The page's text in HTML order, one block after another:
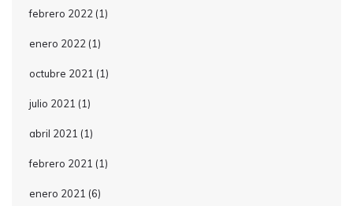
febrero 2022 (1)
enero 2022 (1)
octubre 2021 (1)
julio 2021 (1)
abril 2021 (1)
febrero 2021 (1)
enero 2021 (6)